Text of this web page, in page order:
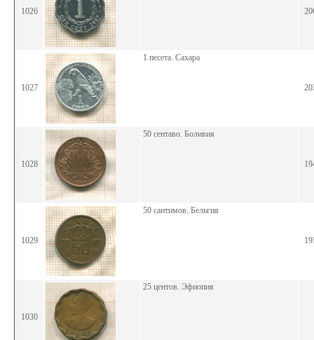
1026
1027
1 песета. Сахара
1028
50 сентаво. Боливия
1029
50 сантимов. Бельгия
1030
25 центов. Эфиопия